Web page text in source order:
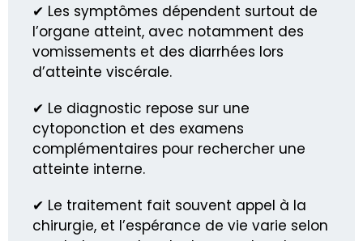
✔ Les symptômes dépendent surtout de
l’organe atteint, avec notamment des
vomissements et des diarrhées lors
d’atteinte viscérale.
✔ Le diagnostic repose sur une
cytoponction et des examens
complémentaires pour rechercher une
atteinte interne.
✔ Le traitement fait souvent appel à la
chirurgie, et l’espérance de vie varie selon